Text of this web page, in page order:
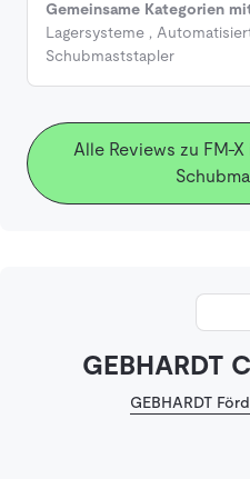
Gemeinsame Kategorien
Lagersysteme ,
Schubmaststapler
Alle Reviews zu FM-
GEBHARDT
GEBHARDT